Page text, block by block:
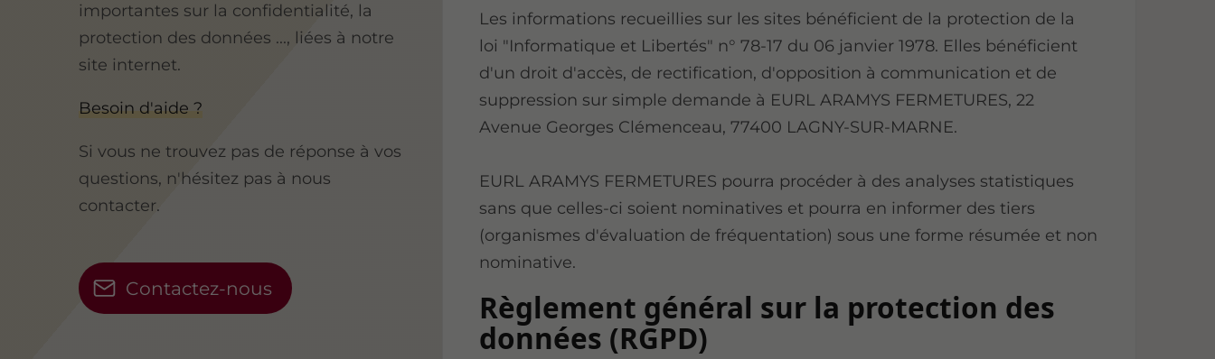
importantes sur la confidentialité, la
protection des données ..., liées à notre
site internet.
Besoin d'aide ?
Si vous ne trouvez pas de réponse à vos
questions, n'hésitez pas à nous
contacter.
Contactez-nous
Les informations recueillies sur les sites bénéficient de la protection de la
loi "Informatique et Libertés" n° 78-17 du 06 janvier 1978. Elles bénéficient
d'un droit d'accès, de rectification, d'opposition à communication et de
suppression sur simple demande à EURL ARAMYS FERMETURES, 22
Avenue Georges Clémenceau, 77400 LAGNY-SUR-MARNE.
EURL ARAMYS FERMETURES pourra procéder à des analyses statistiques
sans que celles-ci soient nominatives et pourra en informer des tiers
(organismes d'évaluation de fréquentation) sous une forme résumée et non
nominative.
Règlement général sur la protection des
données (RGPD)